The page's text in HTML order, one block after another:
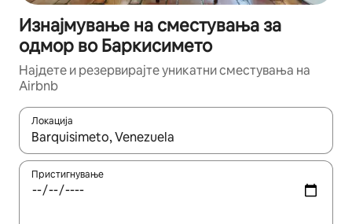
Изнајмување на сместувања за
одмор во Баркисимето
Најдете и резервирајте уникатни сместувања на
Airbnb
Локација
Кога резултатите се достапни, движете се со копчињата
Пристигнување